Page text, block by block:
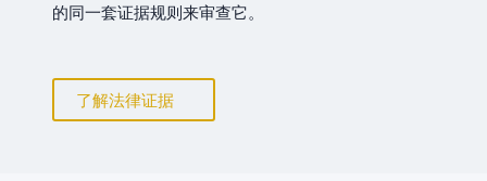
的同一套证据规则来审查它。
了解法律证据